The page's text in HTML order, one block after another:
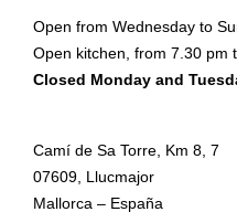
Open from Wednesday to
Open kitchen, from 7.30 pm
Closed Monday and
Camí de Sa Torre, Km 8, 7
07609, Llucmajor
Mallorca – España